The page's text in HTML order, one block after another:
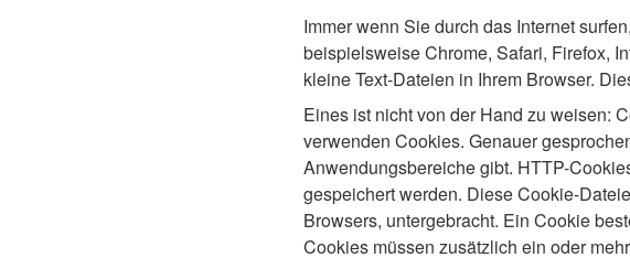
Immer wenn Sie durch das Internet
beispielsweise Chrome, Safari, Firefox,
kleine Text-Dateien in Ihrem Browser.
Eines ist nicht von der Hand zu weisen:
verwenden Cookies. Genauer
Anwendungsbereiche gibt. HTTP-
gespeichert werden. Diese Cookie-
Browsers, untergebracht. Ein Cookie
Cookies müssen zusätzlich ein oder